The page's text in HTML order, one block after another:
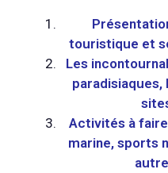
touristique et
Les
Activités à
marine, sports